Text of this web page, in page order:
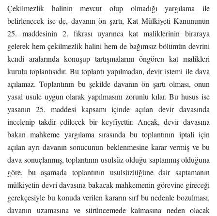
Çekilmezlik halinin mevcut olup olmadığı yargılama ile
belirlenecek ise de, davanın ön şartı, Kat Mülkiyeti Kanununun
25. maddesinin 2. fıkrası uyarınca kat maliklerinin biraraya
gelerek hem çekilmezlik halini hem de bağımsız bölümün devrini
kendi aralarında konuşup tartışmalarını öngören kat malikleri
kurulu toplantısıdır. Bu toplantı yapılmadan, devir istemi ile dava
açılamaz. Toplantının bu şekilde davanın ön şartı olması, onun
yasal usule uygun olarak yapılmasını zorunlu kılar. Bu husus ise
yasanın 25. maddesi kapsamı içinde açılan devir davasında
incelenip takdir edilecek bir keyfiyettir. Ancak, devir davasına
bakan mahkeme yargılama sırasında bu toplantının iptali için
açılan ayrı davanın sonucunun beklenmesine karar vermiş ve bu
dava sonuçlanmış, toplantının usulsüz olduğu saptanmış olduğuna
göre, bu aşamada toplantının usulsüzlüğüne dair saptamanın
mülkiyetin devri davasına bakacak mahkemenin görevine gireceği
gerekçesiyle bu konuda verilen kararın sırf bu nedenle bozulması,
davanın uzamasına ve sürüncemede kalmasına neden olacak